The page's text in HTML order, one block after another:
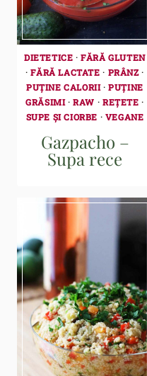
DIETETICE ·FĂRĂ GLUTEN
·FĂRĂ LACTATE · PRÂNZ·
PUȚINE CALORII·PUȚINE
GRĂSIMI·RAW · REȚETE ·
SUPE ȘI CIORBE · VEGANE
Gazpacho –
Supa rece